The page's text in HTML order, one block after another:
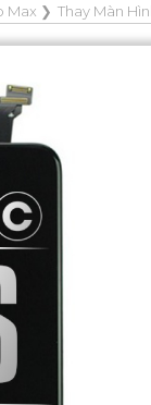
Max ❯ Thay Màn